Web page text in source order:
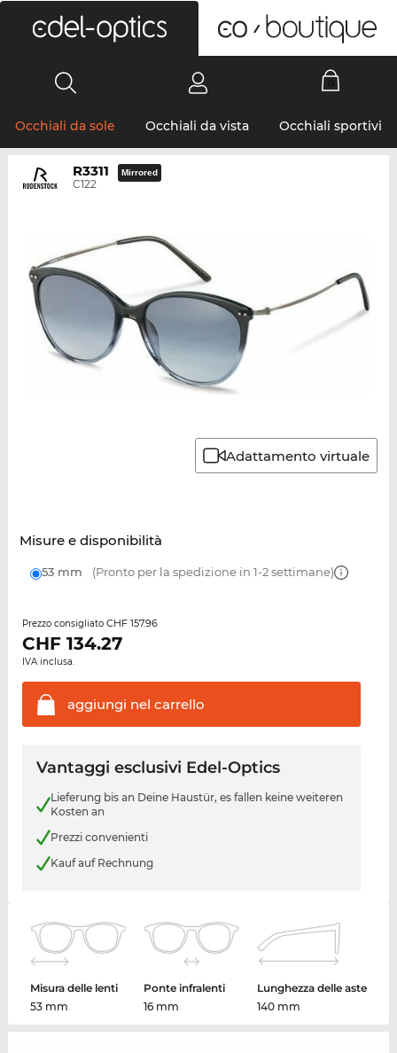
Occhiali da sole Occhiali da vista Occhiali sportivi
R3311
C122
Mirrored
Adattamento virtuale
Misure e disponibilità
53 mm (Pronto per la spedizione in 1-2 settimane)
Prezzo consigliato CHF 157.96
CHF 134.27
IVA inclusa.
aggiungi nel carrello
Vantaggi esclusivi Edel-Optics
Lieferung bis an Deine Haustür, es fallen keine weiteren
Kosten an
Prezzi convenienti
Kauf auf Rechnung
Misura delle lenti
53 mm
Ponte infralenti
16 mm
Lunghezza delle aste
140 mm